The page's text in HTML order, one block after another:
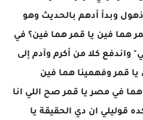
وبدأ أدهم بالحديث وهو
هما فين يا قمر هما فين؟ في
واندفع كلا من أكرم وآدم إلى
يا قمر وفهمينا هما فين
في مصر يا قمر صح اللي انا
قوليلي ان دي الحقيقة يا